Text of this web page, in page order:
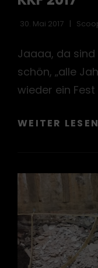
30. Mai 2017
Jaaaa, da sind
schön, „alle
wieder ein
WEITER LESEN